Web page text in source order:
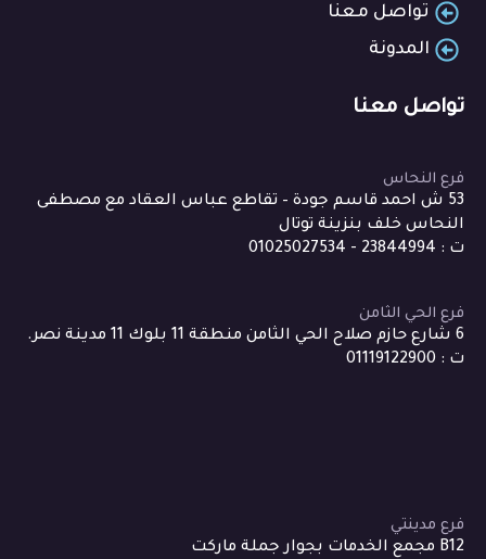
تواصل معنا
المدونة
تواصل معنا
فرع النحاس
53 ش احمد قاسم جودة – تقاطع عباس العقاد مع مصطفى
النحاس خلف بنزينة توتال
ت : 23844994 - 01025027534
فرع الحي الثامن
6 شارع حازم صلاح الحي الثامن منطقة 11 بلوك 11 مدينة نصر.
ت : 01119122900
فرع مدينتي
B12 مجمع الخدمات بجوار جملة ماركت